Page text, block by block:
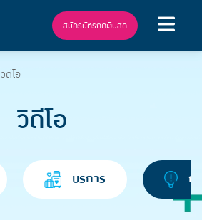
สมัครบัตรกดเงินสด
วิดีโอ
วิดีโอ
บริการ กิ